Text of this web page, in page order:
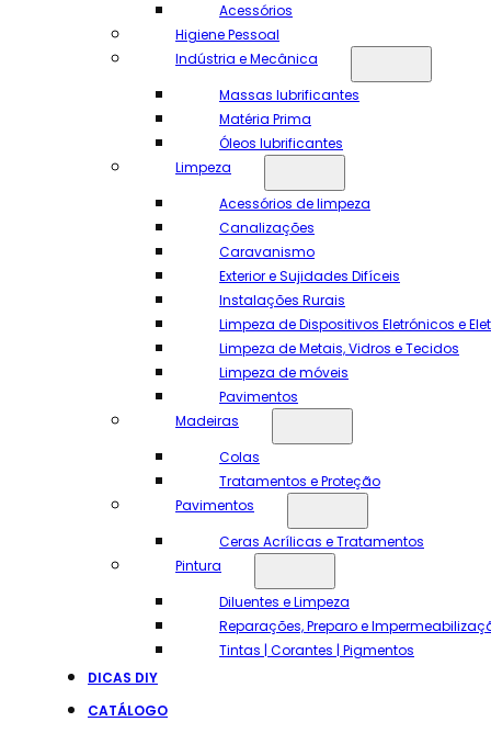
Acessórios
Higiene Pessoal
Indústria e Mecânica
Massas lubrificantes
Matéria Prima
Óleos lubrificantes
Limpeza
Acessórios de limpeza
Canalizações
Caravanismo
Exterior e Sujidades Difíceis
Instalações Rurais
Limpeza de Dispositivos Eletrónicos e
Limpeza de Metais, Vidros e Tecidos
Limpeza de móveis
Pavimentos
Madeiras
Colas
Tratamentos e Proteção
Pavimentos
Ceras Acrílicas e Tratamentos
Pintura
Diluentes e Limpeza
Reparações, Preparo e
Tintas | Corantes | Pigmentos
DICAS DIY
CATÁLOGO